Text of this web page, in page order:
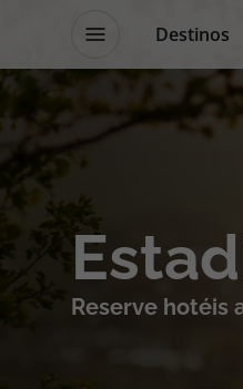
Destinos
Destinos
Voos
Reserve hotéis